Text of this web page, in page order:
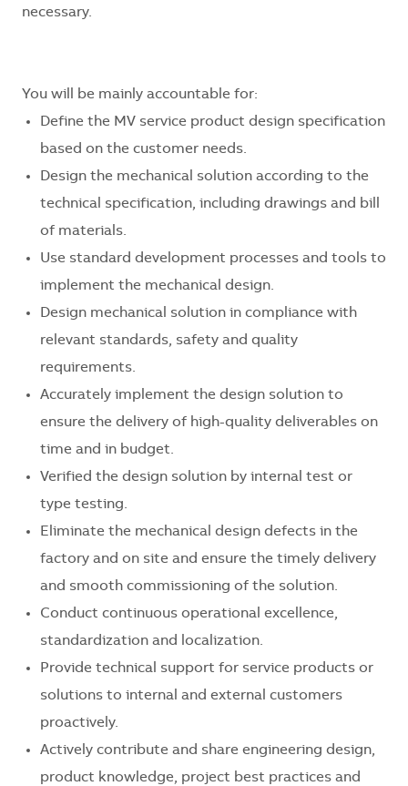
necessary.
You will be mainly accountable for:
Define the MV service product design specification
based on the customer needs.
Design the mechanical solution according to the
technical specification, including drawings and bill
of materials.
Use standard development processes and tools to
implement the mechanical design.
Design mechanical solution in compliance with
relevant standards, safety and quality
requirements.
Accurately implement the design solution to
ensure the delivery of high-quality deliverables on
time and in budget.
Verified the design solution by internal test or
type testing.
Eliminate the mechanical design defects in the
factory and on site and ensure the timely delivery
and smooth commissioning of the solution.
Conduct continuous operational excellence,
standardization and localization.
Provide technical support for service products or
solutions to internal and external customers
proactively.
Actively contribute and share engineering design,
product knowledge, project best practices and